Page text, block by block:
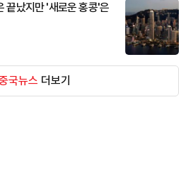
끝났지만 '새로운 홍콩'은
국뉴스 더보기